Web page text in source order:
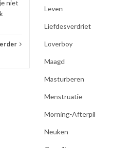
niet
Leven
Liefdesverdriet
Loverboy
Maagd
Masturberen
Menstruatie
Morning-Afterpil
Neuken